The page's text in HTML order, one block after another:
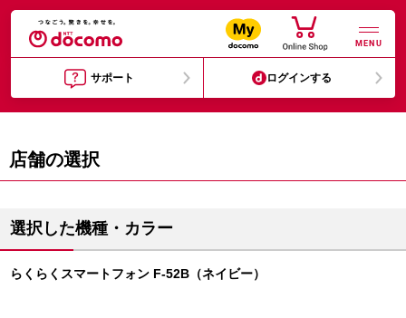
MENU
サポート ログインする
店舗の選択
選択した機種・カラー
らくらくスマートフォン F-52B（ネイビー）